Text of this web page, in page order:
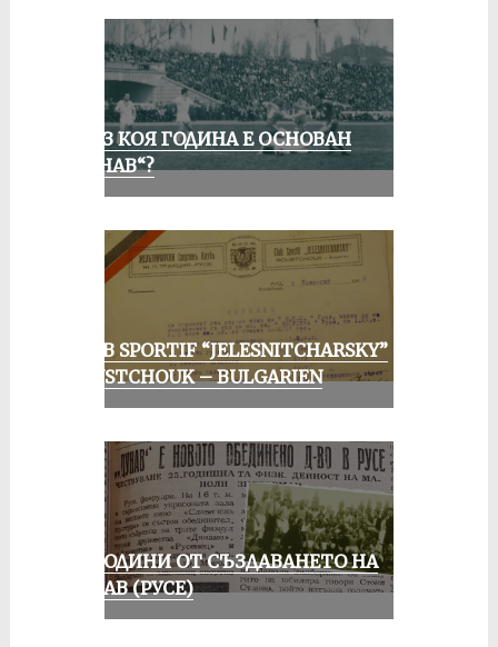
ПРЕЗ КОЯ ГОДИНА Е ОСНОВАН
„ДУНАВ“?
CLUB SPORTIF “JELESNITCHARSKY”
ROUSTCHOUK – BULGARIEN
70 ГОДИНИ ОТ СЪЗДАВАНЕТО НА
ДУНАВ (РУСЕ)